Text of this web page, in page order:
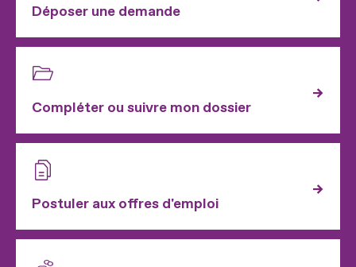
Déposer une demande
Compléter ou suivre mon dossier
Postuler aux offres d'emploi